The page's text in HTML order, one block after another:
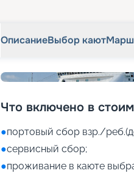
ОписаниеВыбор кают
Что включено в
●портовый сбор взр./
●сервисный сбор;
●проживание в каюте